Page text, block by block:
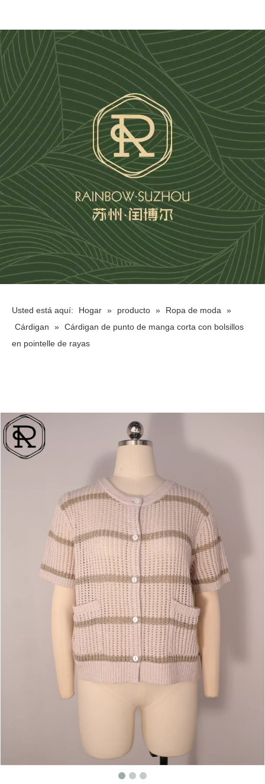
Usted está aquí: Hogar » producto » Ropa de moda
»
Cárdigan
» Cárdigan de punto de manga corta con bolsillos
en pointelle de rayas